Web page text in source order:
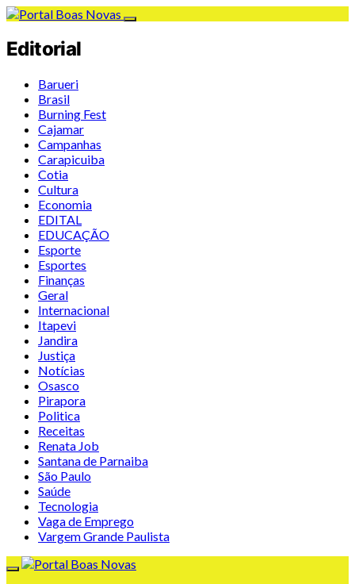
Editorial
Barueri
Brasil
Burning Fest
Cajamar
Campanhas
Carapicuiba
Cotia
Cultura
Economia
EDITAL
EDUCAÇÃO
Esporte
Esportes
Finanças
Geral
Internacional
Itapevi
Jandira
Justiça
Notícias
Osasco
Pirapora
Politica
Receitas
Renata Job
Santana de Parnaiba
São Paulo
Saúde
Tecnologia
Vaga de Emprego
Vargem Grande Paulista